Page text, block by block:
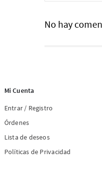
No hay
Mi Cuenta
Entrar / Registro
Órdenes
Lista de deseos
Políticas de Privacidad